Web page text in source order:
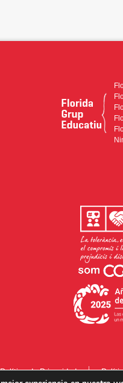
Política de Privacidad